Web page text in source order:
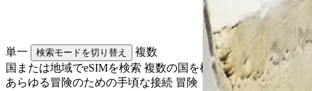
単一 検索モードを切り替え
複数
国または地域でeSIMを検索 複数の国を検索
あらゆる冒険のための手頃な接続 冒険